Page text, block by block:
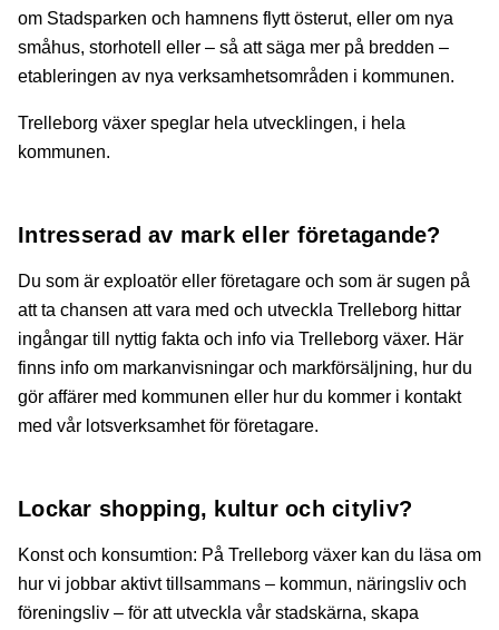
om Stadsparken och hamnens flytt österut, eller om nya
småhus, storhotell eller – så att säga mer på bredden –
etableringen av nya verksamhetsområden i kommunen.
Trelleborg växer speglar hela utvecklingen, i hela
kommunen.
Intresserad av mark eller företagande?
Du som är exploatör eller företagare och som är sugen på
att ta chansen att vara med och utveckla Trelleborg hittar
ingångar till nyttig fakta och info via Trelleborg växer. Här
finns info om markanvisningar och markförsäljning, hur du
gör affärer med kommunen eller hur du kommer i kontakt
med vår lotsverksamhet för företagare.
Lockar shopping, kultur och cityliv?
Konst och konsumtion: På Trelleborg växer kan du läsa om
hur vi jobbar aktivt tillsammans – kommun, näringsliv och
föreningsliv – för att utveckla vår stadskärna, skapa